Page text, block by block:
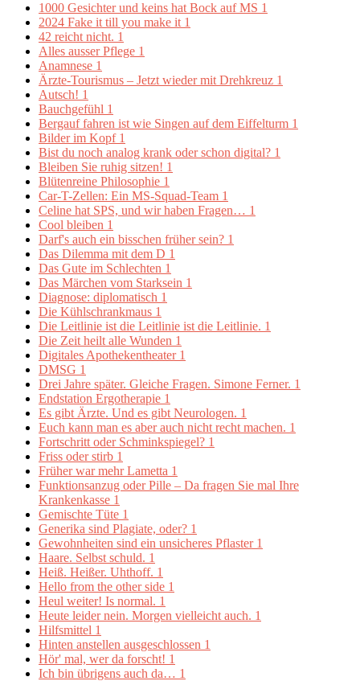
1000 Gesichter und keins hat Bock auf MS 1
2024 Fake it till you make it 1
42 reicht nicht. 1
Alles ausser Pflege 1
Anamnese 1
Ärzte-Tourismus – Jetzt wieder mit Drehkreuz 1
Autsch! 1
Bauchgefühl 1
Bergauf fahren ist wie Singen auf dem Eiffelturm 1
Bilder im Kopf 1
Bist du noch analog krank oder schon digital? 1
Bleiben Sie ruhig sitzen! 1
Blütenreine Philosophie 1
Car-T-Zellen: Ein MS-Squad-Team 1
Celine hat SPS, und wir haben Fragen… 1
Cool bleiben 1
Darf's auch ein bisschen früher sein? 1
Das Dilemma mit dem D 1
Das Gute im Schlechten 1
Das Märchen vom Starksein 1
Diagnose: diplomatisch 1
Die Kühlschrankmaus 1
Die Leitlinie ist die Leitlinie ist die Leitlinie. 1
Die Zeit heilt alle Wunden 1
Digitales Apothekentheater 1
DMSG 1
Drei Jahre später. Gleiche Fragen. Simone Ferner. 1
Endstation Ergotherapie 1
Es gibt Ärzte. Und es gibt Neurologen. 1
Euch kann man es aber auch nicht recht machen. 1
Fortschritt oder Schminkspiegel? 1
Friss oder stirb 1
Früher war mehr Lametta 1
Funktionsanzug oder Pille – Da fragen Sie mal Ihre
Krankenkasse 1
Gemischte Tüte 1
Generika sind Plagiate, oder? 1
Gewohnheiten sind ein unsicheres Pflaster 1
Haare. Selbst schuld. 1
Heiß. Heißer. Uhthoff. 1
Hello from the other side 1
Heul weiter! Is normal. 1
Heute leider nein. Morgen vielleicht auch. 1
Hilfsmittel 1
Hinten anstellen ausgeschlossen 1
Hör' mal, wer da forscht! 1
Ich bin übrigens auch da… 1